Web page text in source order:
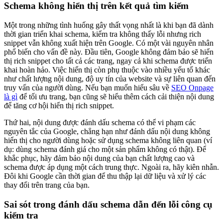
Schema không hiển thị trên kết quả tìm kiếm
Một trong những tình huống gây thất vọng nhất là khi bạn đã dành
thời gian triển khai schema, kiểm tra không thấy lỗi nhưng rich
snippet vẫn không xuất hiện trên Google. Có một vài nguyên nhân
phổ biến cho vấn đề này. Đầu tiên, Google không đảm bảo sẽ hiển
thị rich snippet cho tất cả các trang, ngay cả khi schema được triển
khai hoàn hảo. Việc hiển thị còn phụ thuộc vào nhiều yếu tố khác
như chất lượng nội dung, độ uy tín của website và sự liên quan đến
truy vấn của người dùng. Nếu bạn muốn hiểu sâu về SEO Onpage
là gì để tối ưu trang, bạn cũng sẽ hiểu thêm cách cải thiện nội dung
để tăng cơ hội hiển thị rich snippet.
Thứ hai, nội dung được đánh dấu schema có thể vi phạm các
nguyên tắc của Google, chẳng hạn như đánh dấu nội dung không
hiển thị cho người dùng hoặc sử dụng schema không liên quan (ví
dụ: dùng schema đánh giá cho một sản phẩm không có thật). Để
khắc phục, hãy đảm bảo nội dung của bạn chất lượng cao và
schema được áp dụng một cách trung thực. Ngoài ra, hãy kiên nhẫn.
Đôi khi Google cần thời gian để thu thập lại dữ liệu và xử lý các
thay đổi trên trang của bạn.
Sai sót trong đánh dấu schema dẫn đến lỗi công cụ
kiểm tra